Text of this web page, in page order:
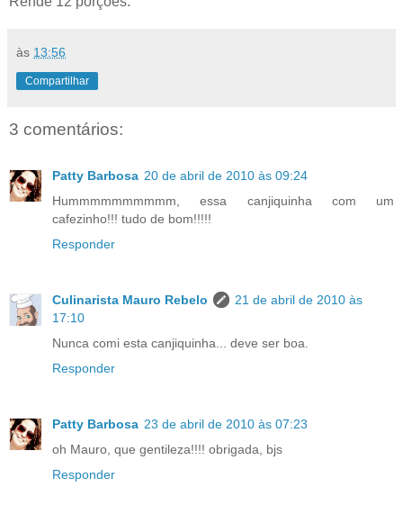
às 13:56
Compartilhar
3 comentários:
Patty Barbosa 20 de abril de 2010 às 09:24
Hummmmmmmmmm, essa canjiquinha com um
cafezinho!!! tudo de bom!!!!!
Responder
Culinarista Mauro Rebelo
21 de abril de 2010 às
17:10
Nunca comi esta canjiquinha... deve ser boa.
Responder
Patty Barbosa 23 de abril de 2010 às 07:23
oh Mauro, que gentileza!!!! obrigada, bjs
Responder